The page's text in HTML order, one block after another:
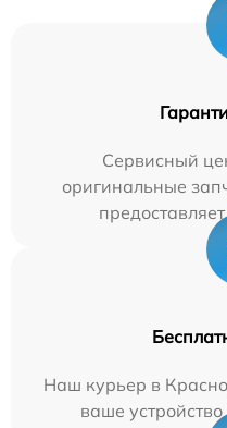
Сервисный
оригинальные
Наш курьер в
ваше